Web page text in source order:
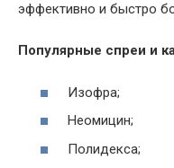
эффективно и быстро
Популярные спреи и
Изофра;
Неомицин;
Полидекса;